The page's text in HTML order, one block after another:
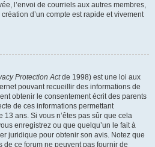
l’envoi de courriels aux autres membres,
d’un compte est rapide et vivement
Protection Actde 1998) est une loi aux
pouvant recueillir des informations de
obtenir le consentement écrit des parents
de ces informations permettant
13 ans. Si vous n’êtes pas sûr que cela
enregistrez ou que quelqu’un le fait à
juridique pour obtenir son avis. Notez que
ce forum ne peuvent pas fournir de